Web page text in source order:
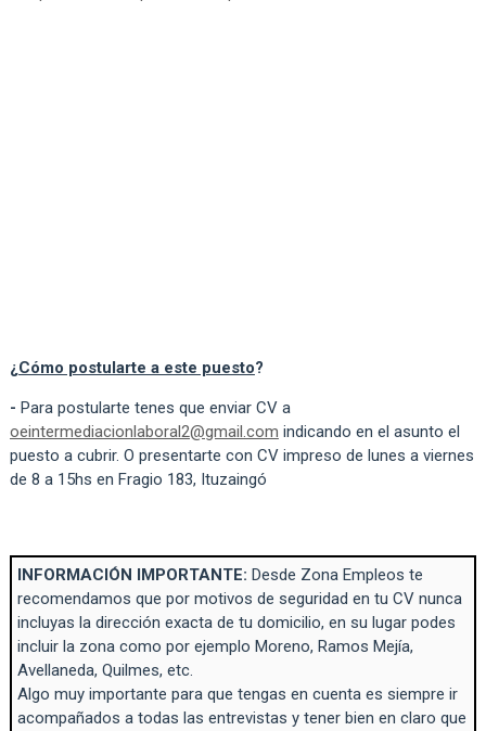
¿ Cómo postularte a este puesto?
- Para postularte tenes que enviar CV a
oeintermediacionlaboral2@gmail.com indicando en el asunto el
puesto a cubrir. O presentarte con CV impreso de lunes a viernes
de 8 a 15hs en Fragio 183, Ituzaingó
INFORMACIÓN IMPORTANTE: Desde Zona Empleos te
recomendamos que por motivos de seguridad en tu CV nunca
incluyas la dirección exacta de tu domicilio, en su lugar podes
incluir la zona como por ejemplo Moreno, Ramos Mejía,
Avellaneda, Quilmes, etc.
Algo muy importante para que tengas en cuenta es siempre ir
acompañados a todas las entrevistas y tener bien en claro que